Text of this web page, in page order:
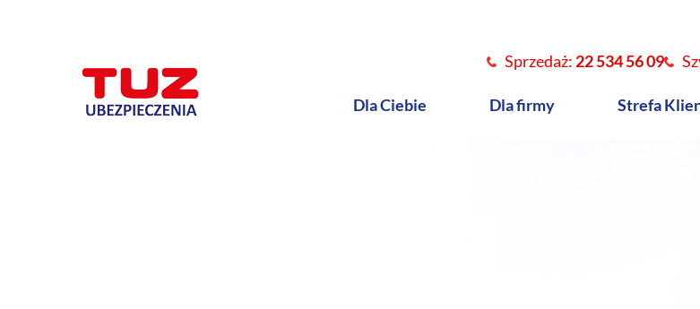
Sprzedaż: 22 534 56 09
Dla Ciebie Dla firmy Strefa